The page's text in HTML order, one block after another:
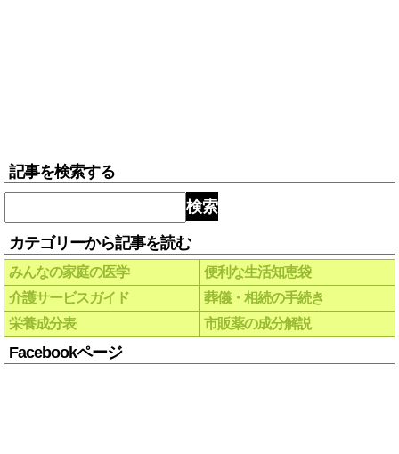
記事を検索する
検索
カテゴリーから記事を読む
みんなの家庭の医学
便利な生活知恵袋
介護サービスガイド
葬儀・相続の手続き
栄養成分表
市販薬の成分解説
Facebookページ